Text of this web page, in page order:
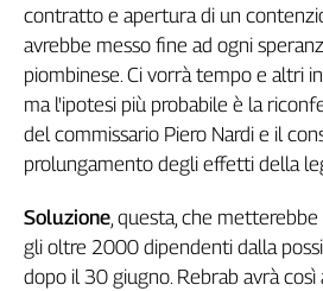
della
ragione
120
anni
Cgil
Collettiva
Academy
Collettiva
Play
Rubriche
contratto e apertura di un
avrebbe messo fine ad ogni
piombinese. Ci vorrà tempo e altri
ma l'ipotesi più probabile è la
del commissario Piero Nardi e il
prolungamento degli effetti della
Soluzione, questa, che
gli oltre 2000 dipendenti dalla
dopo il 30 giugno. Rebrab avrà